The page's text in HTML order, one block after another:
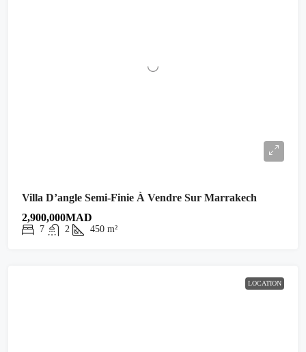
Villa D’angle Semi-Finie À Vendre Sur Marrakech
2,900,000MAD
7 2 450 m²
LOCATION